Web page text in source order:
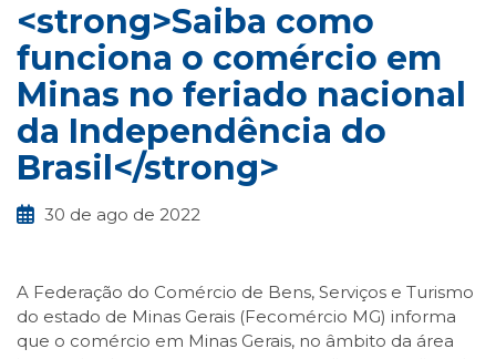
<strong>Saiba como
funciona o comércio em
Minas no feriado nacional
da Independência do
Brasil</strong>
30 de ago de 2022
A Federação do Comércio de Bens, Serviços e Turismo
do estado de Minas Gerais (Fecomércio MG) informa
que o comércio em Minas Gerais, no âmbito da área